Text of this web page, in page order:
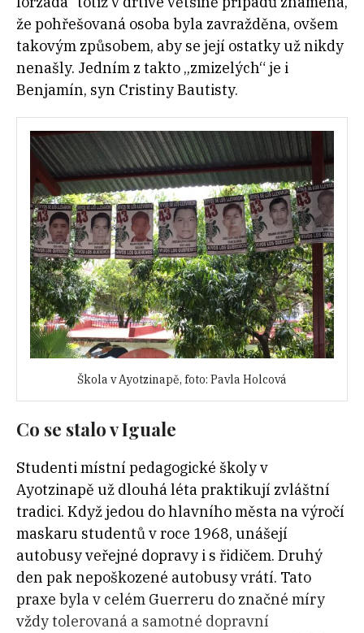
že pohřešovaná osoba byla zavražděna, ovšem
takovým způsobem, aby se její ostatky už nikdy
nenašly. Jedním z takto „zmizelých“ je i
Benjamín, syn Cristiny Bautisty.
Škola vAyotzinapě, foto: Pavla Holcová
Co se stalo v Iguale
Studenti místní pedagogické školy v
Ayotzinapě už dlouhá léta praktikují zvláštní
tradici. Když jedou do hlavního města na výročí
maskaru studentů v roce 1968, unášejí
autobusy veřejné dopravy i s řidičem. Druhý
den pak nepoškozené autobusy vrátí. Tato
praxe byla v celém Guerreru do značné míry
vždy tolerovaná a samotné dopravní